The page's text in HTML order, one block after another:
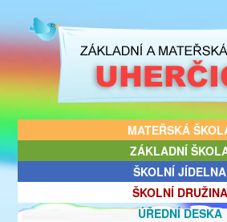
MATEŘSKÁ
ZÁKLADNÍ
ŠKOLNÍ JÍDELNA
ŠKOLNÍ DRUŽINA
ÚŘEDNÍ DESKA